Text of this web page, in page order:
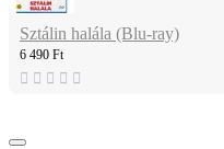
Sztálin halála (Blu-ray)
6 490 Ft